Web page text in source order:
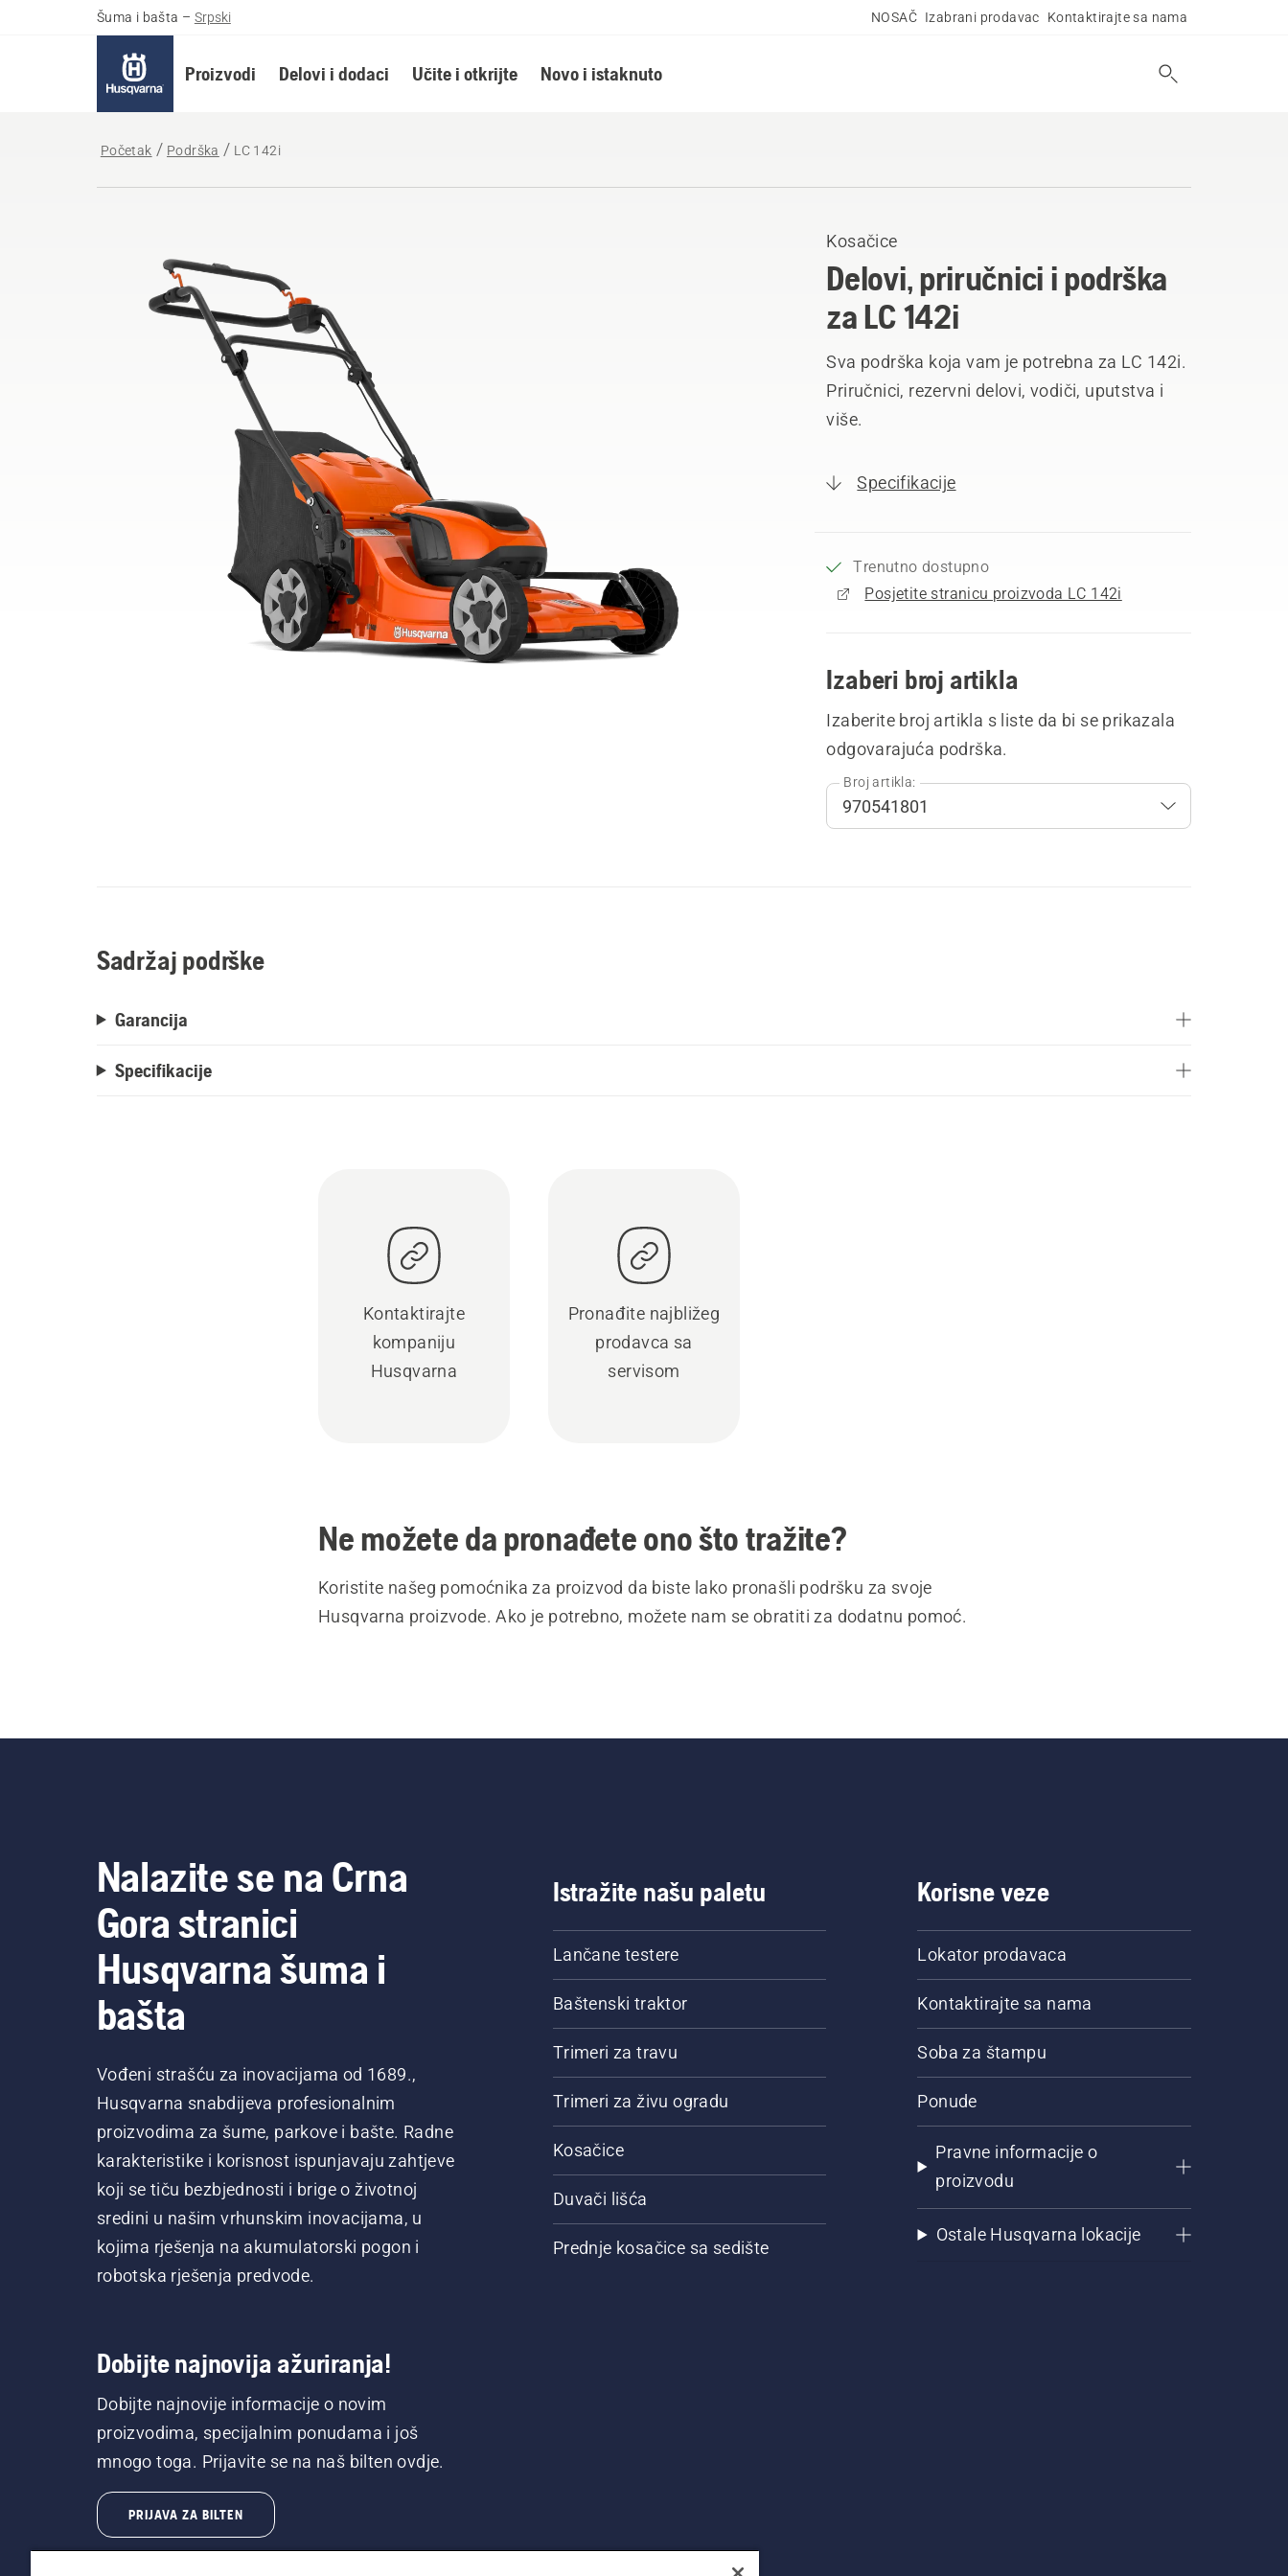
Šuma i bašta – Srpski NOSAČ Izabrani prodavac Kontaktirajte sa nama
Proizvodi Delovi i dodaci Učite i otkrijte Novo i istaknuto
Početak Podrška LC 142i
Kosačice
Delovi, priručnici i podrška
za LC 142i
Sva podrška koja vam je potrebna za LC 142i.
Priručnici, rezervni delovi, vodiči, uputstva i
više.
Specifikacije
Trenutno dostupno
Posjetite stranicu proizvoda LC 142i
Izaberi broj artikla
Izaberite broj artikla s liste da bi se prikazala
odgovarajuća podrška.
Broj artikla:
Sadržaj podrške
Garancija
Specifikacije
Kontaktirajte
kompaniju
Husqvarna
Pronađite najbližeg
prodavca sa
servisom
Ne možete da pronađete ono što tražite?
Koristite našeg pomoćnika za proizvod da biste lako pronašli podršku za svoje
Husqvarna proizvode. Ako je potrebno, možete nam se obratiti za dodatnu pomoć.
Nalazite se na Crna
Gora stranici
Husqvarna šuma i
bašta
Vođeni strašću za inovacijama od 1689.,
Husqvarna snabdijeva profesionalnim
proizvodima za šume, parkove i bašte. Radne
karakteristike i korisnost ispunjavaju zahtjeve
koji se tiču bezbjednosti i brige o životnoj
sredini u našim vrhunskim inovacijama, u
kojima rješenja na akumulatorski pogon i
robotska rješenja predvode.
Dobijte najnovija ažuriranja!
Dobijte najnovije informacije o novim
proizvodima, specijalnim ponudama i još
mnogo toga. Prijavite se na naš bilten ovdje.
PRIJAVA ZA BILTEN
Istražite našu paletu
Lančane testere
Baštenski traktor
Trimeri za travu
Trimeri za živu ogradu
Kosačice
Duvači lišća
Prednje kosačice sa sedište
Korisne veze
Lokator prodavaca
Kontaktirajte sa nama
Soba za štampu
Ponude
Pravne informacije o
proizvodu
Ostale Husqvarna lokacije